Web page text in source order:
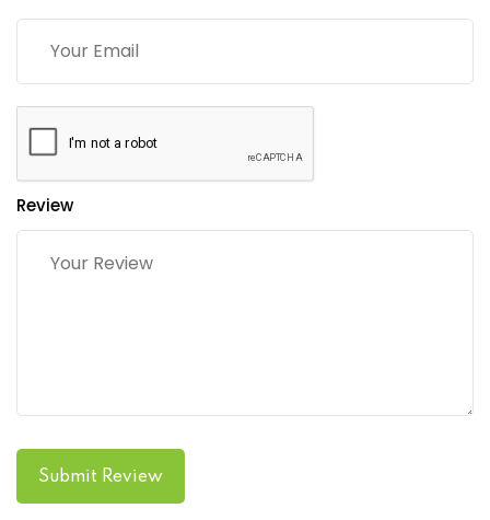
Review
Submit Review